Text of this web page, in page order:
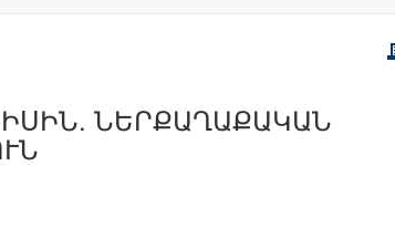
ՆԵՐՔԱՂԱՔԱԿԱՆ